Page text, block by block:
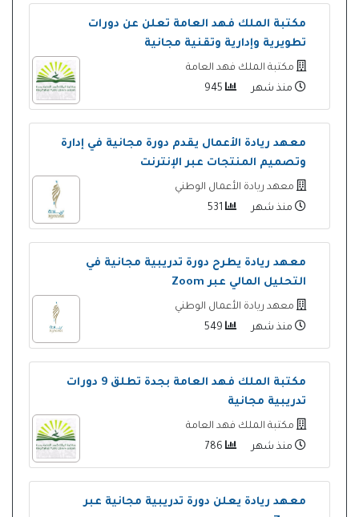
مكتبة الملك فهد العامة تعلن عن دورات
تطويرية وإدارية وتقنية مجانية
مكتبة الملك فهد العامة
منذ شهر
معهد ريادة الأعمال يقدم دورة مجانية في إدارة
وتصميم المنتجات عبر الإنترنت
معهد ريادة الأعمال الوطني
منذ شهر
معهد ريادة يطرح دورة تدريبية مجانية في
التحليل المالي عبر Zoom
معهد ريادة الأعمال الوطني
منذ شهر
مكتبة الملك فهد العامة بجدة تطلق 9 دورات
تدريبية مجانية
مكتبة الملك فهد العامة
منذ شهر
معهد ريادة يعلن دورة تدريبية مجانية عبر